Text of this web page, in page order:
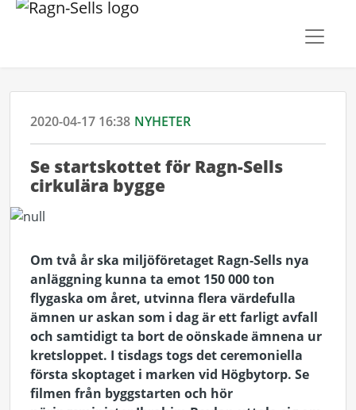
2020-04-17 16:38 NYHETER
​Se startskottet för Ragn-Sells
cirkulära bygge
Om två år ska miljöföretaget Ragn-Sells nya
anläggning kunna ta emot 150 000 ton
flygaska om året, utvinna flera värdefulla
ämnen ur askan som i dag är ett farligt avfall
och samtidigt ta bort de oönskade ämnena ur
kretsloppet. I tisdags togs det ceremoniella
första skoptaget i marken vid Högbytorp. Se
filmen från byggstarten och hör